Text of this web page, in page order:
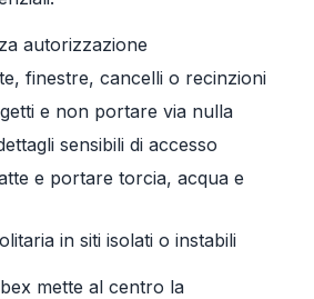
autorizzazione
finestre, cancelli o recinzioni
e non portare via nulla
sensibili di accesso
e portare torcia, acqua e
in siti isolati o instabili
mette al centro la